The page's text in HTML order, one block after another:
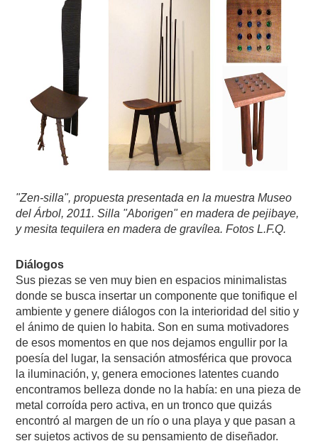
"Zen-silla", propuesta presentada en la muestra Museo
del Árbol, 2011. Silla "Aborigen" en madera de pejibaye,
y mesita tequilera en madera de gravílea. Fotos L.F.Q.
Diálogos
Sus piezas se ven muy bien en espacios minimalistas
donde se busca insertar un componente que tonifique el
ambiente y genere diálogos con la interioridad del sitio y
el ánimo de quien lo habita. Son en suma motivadores
de esos momentos en que nos dejamos engullir por la
poesía del lugar, la sensación atmosférica que provoca
la iluminación, y, genera emociones latentes cuando
encontramos belleza donde no la había: en una pieza de
metal corroída pero activa, en un tronco que quizás
encontró al margen de un río o una playa y que pasan a
ser sujetos activos de su pensamiento de diseñador.